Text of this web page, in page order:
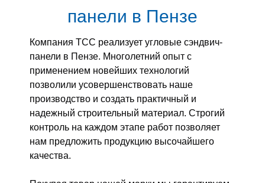
панели в Пензе
Компания ТСС реализует угловые сэндвич-
панели в Пензе. Многолетний опыт с
применением новейших технологий
позволили усовершенствовать наше
производство и создать практичный и
надежный строительный материал. Строгий
контроль на каждом этапе работ позволяет
нам предложить продукцию высочайшего
качества.